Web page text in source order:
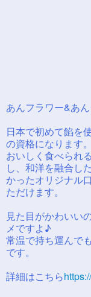
あんフラワー&あ
日本で初めて餡を
の資格になります。
おいしく食べられ
し、和洋を融合し
かったオリジナル
ただけます。
見た目がかわいい
メですよ♪
常温で持ち運んで
です。
詳細はこちら